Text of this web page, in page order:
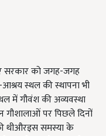
सरकार को जगह-जगह
स्थल की स्थापना भी
में गौवंश की अव्यवस्था
पर पिछले दिनों
थीऔरइस समस्या के